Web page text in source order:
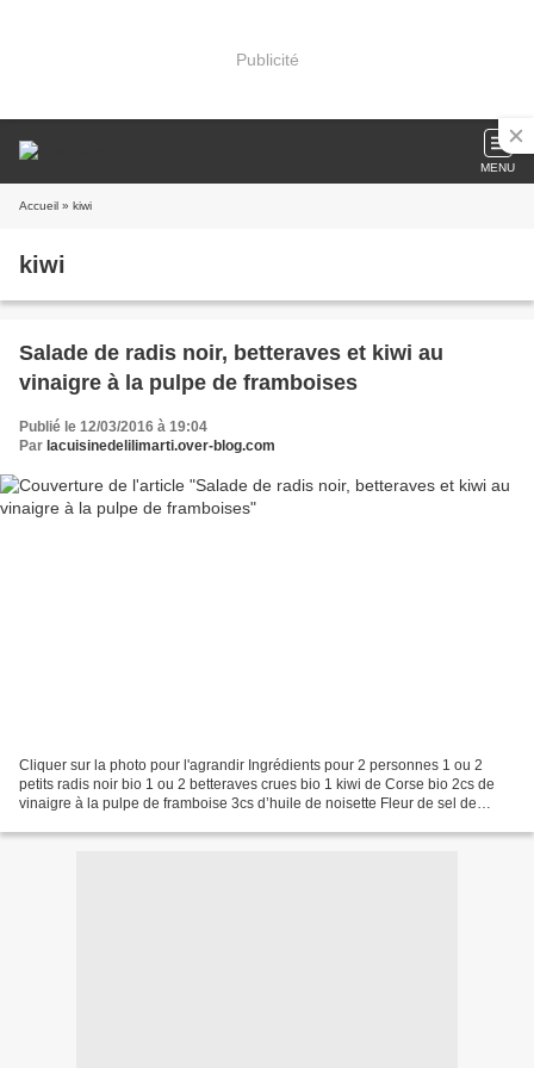
Publicité
MENU
Accueil » kiwi
kiwi
Salade de radis noir, betteraves et kiwi au
vinaigre à la pulpe de framboises
Publié le 12/03/2016 à 19:04
Par lacuisinedelilimarti.over-blog.com
Cliquer sur la photo pour l'agrandir Ingrédients pour 2 personnes 1 ou 2
petits radis noir bio 1 ou 2 betteraves crues bio 1 kiwi de Corse bio 2cs de
vinaigre à la pulpe de framboise 3cs d’huile de noisette Fleur de sel de